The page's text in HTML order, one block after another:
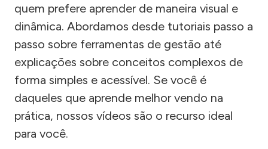
quem prefere aprender de maneira visual e
dinâmica. Abordamos desde tutoriais passo a
passo sobre ferramentas de gestão até
explicações sobre conceitos complexos de
forma simples e acessível. Se você é
daqueles que aprende melhor vendo na
prática, nossos vídeos são o recurso ideal
para você.